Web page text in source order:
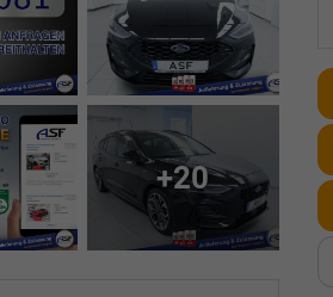
+20